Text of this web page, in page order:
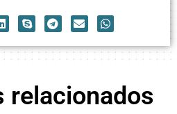
relacionados